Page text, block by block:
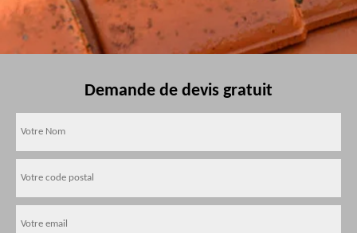
Demande de devis gratuit